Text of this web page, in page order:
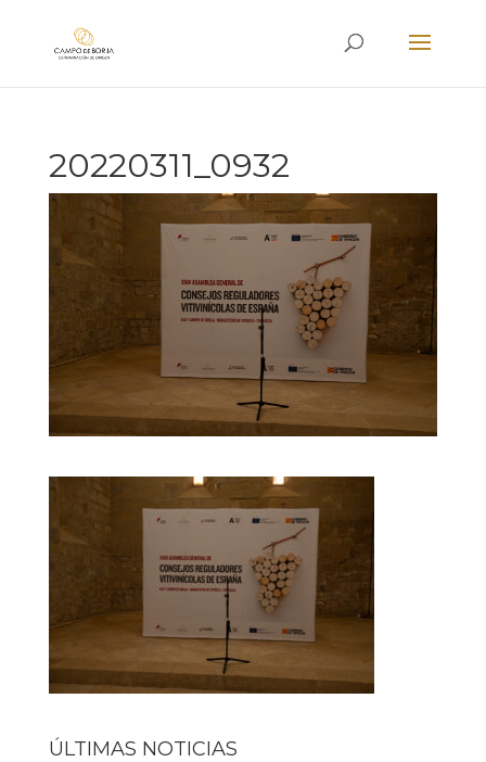
20220311_0932
ÚLTIMAS NOTICIAS